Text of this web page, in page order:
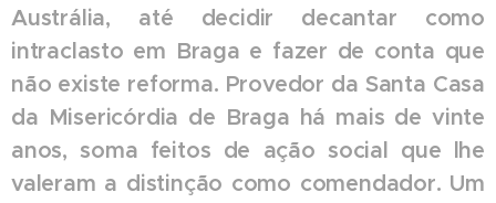
Austrália, até decidir decantar como
intraclasto em Braga e fazer de conta que
não existe reforma. Provedor da Santa Casa
da Misericórdia de Braga há mais de vinte
anos, soma feitos de ação social que lhe
valeram a distinção como comendador. Um